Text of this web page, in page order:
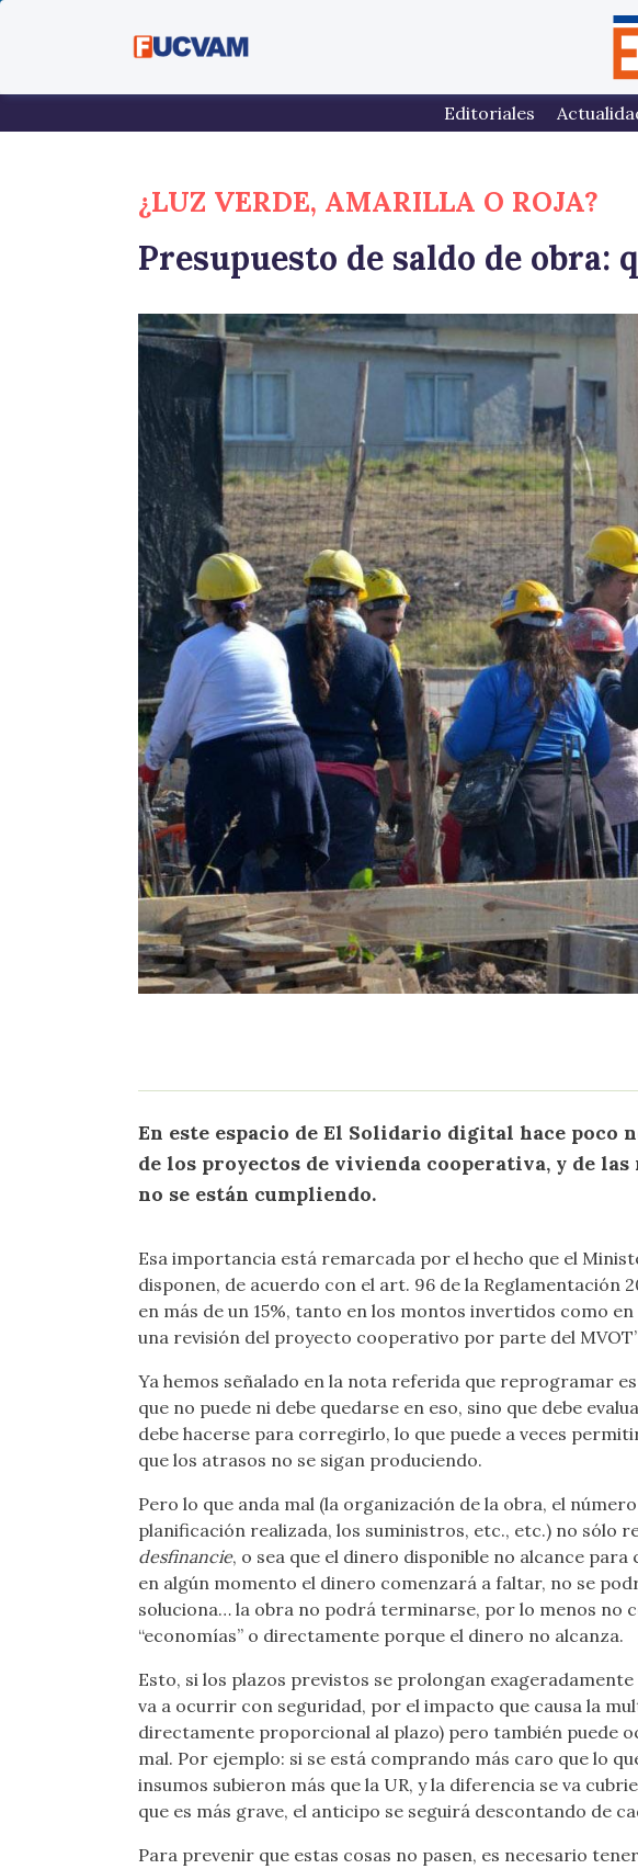
Editoriales
¿LUZ VERDE, AMARILLA O ROJA?
Presupuesto de saldo de obra:
En este espacio de El Solidario digital hace poco
de los proyectos de vivienda cooperativa, y de
no se están cumpliendo.
Esa importancia está remarcada por el hecho que el
disponen, de acuerdo con el art. 96 de la Reglamentación
en más de un 15%, tanto en los montos invertidos como
una revisión del proyecto cooperativo por parte del
Ya hemos señalado en la nota referida que reprogramar
que no puede ni debe quedarse en eso, sino que debe
debe hacerse para corregirlo, lo que puede a veces
que los atrasos no se sigan produciendo.
Pero lo que anda mal (la organización de la obra, el
planificación realizada, los suministros, etc., etc.) no sólo
desfinancie, o sea que el dinero disponible no alcance
en algún momento el dinero comenzará a faltar, no se
soluciona… la obra no podrá terminarse, por lo menos no
“economías” o directamente porque el dinero no alcanza.
Esto, si los plazos previstos se prolongan
va a ocurrir con seguridad, por el impacto que causa la
directamente proporcional al plazo) pero también puede
mal. Por ejemplo: si se está comprando más caro que lo
insumos subieron más que la UR, y la diferencia se va
que es más grave, el anticipo se seguirá descontando de
Para prevenir que estas cosas no pasen, es necesario